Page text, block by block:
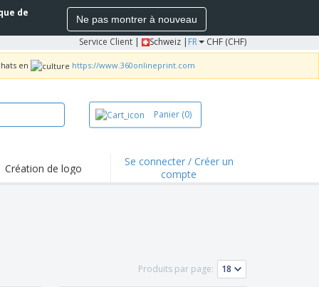
de
Ne pas montrer à nouveau
Service Client | Schweiz | FR CHF (CHF)
en https://www.360onlineprint.com
Panier (0)
Création de logo
Se connecter / Créer un
compte
Produits par page: